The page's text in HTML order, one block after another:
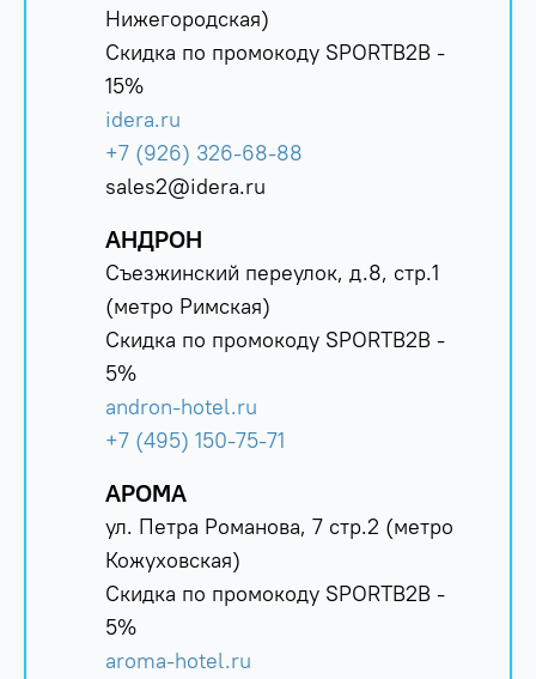
Нижегородская)
Скидка по промокоду SPORTB2B -
15%
idera.ru
+7 (926) 326-68-88
sales2@idera.ru
АНДРОН
Съезжинский переулок, д.8, стр.1
(метро Римская)
Скидка по промокоду SPORTB2B -
5%
andron-hotel.ru
+7 (495) 150-75-71
АРОМА
ул. Петра Романова, 7 стр.2 (метро
Кожуховская)
Скидка по промокоду SPORTB2B -
5%
aroma-hotel.ru